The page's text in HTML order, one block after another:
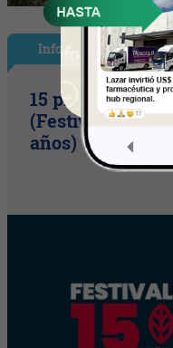
InfoShow
15 primaveras
(Festival
años)